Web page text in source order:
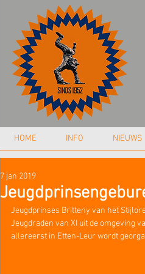
HOME INFO NIEUWS
7 jan 2019
Jeugdprinses Britteny van het
Jeugdraden van XI uit de omgeving
allereerst in Etten-Leur wordt